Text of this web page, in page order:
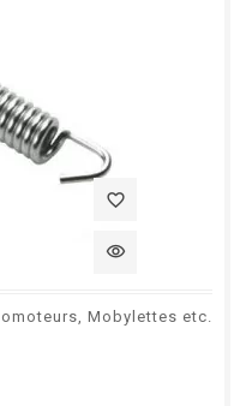
favorite_border
visibility
Mobylettes etc.